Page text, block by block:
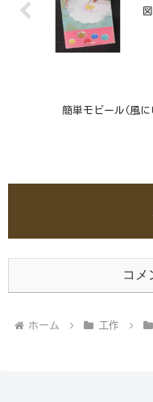
簡単モビール(風
コメ
ホーム 工作